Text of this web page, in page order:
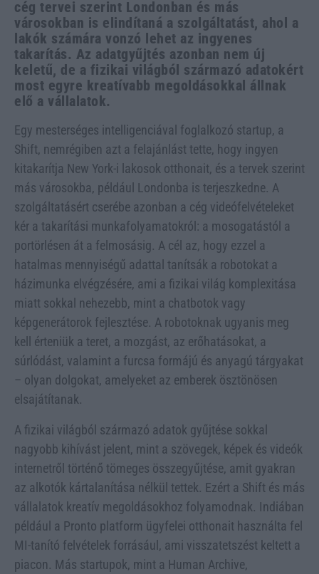
cég tervei szerint Londonban és más
városokban is elindítaná a szolgáltatást, ahol a
lakók számára vonzó lehet az ingyenes
takarítás. Az adatgyűjtés azonban nem új
keletű, de a fizikai világból származó adatokért
most egyre kreatívabb megoldásokkal állnak
elő a vállalatok.
Egy mesterséges intelligenciával foglalkozó startup, a
Shift, nemrégiben azt a felajánlást tette, hogy ingyen
kitakarítja New York-i lakosok otthonait, és a tervek szerint
más városokba, például Londonba is terjeszkedne. A
szolgáltatásért cserébe azonban a cég videófelvételeket
kér a takarítási munkafolyamatokról: a mosogatástól a
portörlésen át a felmosásig. A cél az, hogy ezzel a
hatalmas mennyiségű adattal tanítsák a robotokat a
házimunka elvégzésére, ami a fizikai világ komplexitása
miatt sokkal nehezebb, mint a chatbotok vagy
képgenerátorok fejlesztése. A robotoknak ugyanis meg
kell érteniük a teret, a mozgást, az erőhatásokat, a
súrlódást, valamint a furcsa formájú és anyagú tárgyakat
– olyan dolgokat, amelyeket az emberek ösztönösen
elsajátítanak.
A fizikai világból származó adatok gyűjtése sokkal
nagyobb kihívást jelent, mint a szövegek, képek és videók
internetről történő tömeges összegyűjtése, amit gyakran
az alkotók kártalanítása nélkül tettek. Ezért a Shift és más
vállalatok kreatív megoldásokhoz folyamodnak. Indiában
például a Pronto platform ügyfelei otthonait használta fel
MI-tanító felvételek forrásául, ami visszatetszést keltett a
piacon. Más startupok, mint a Human Archive,